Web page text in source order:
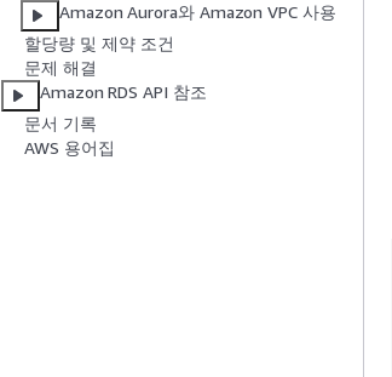
Amazon Aurora와 Amazon VPC 사용
할당량 및 제약 조건
문제 해결
Amazon RDS API 참조
문서 기록
AWS 용어집